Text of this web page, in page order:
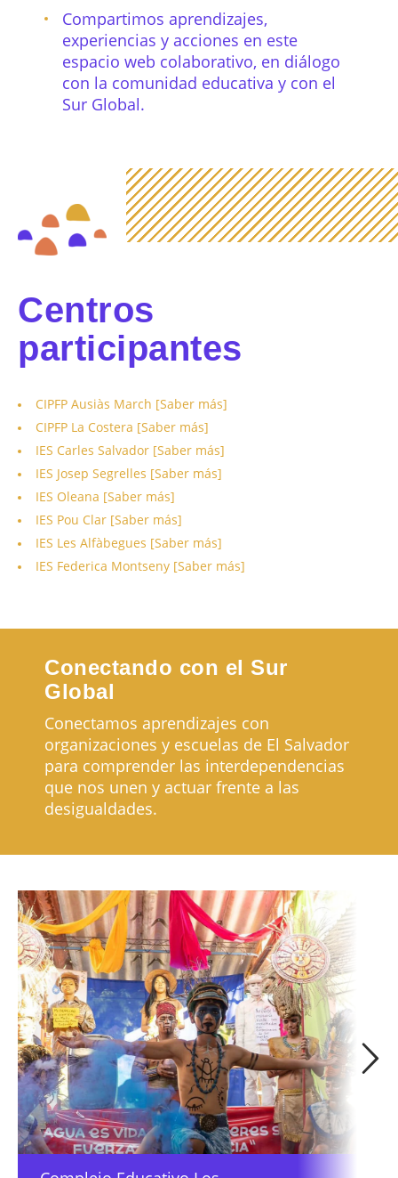
Compartimos aprendizajes,
experiencias y acciones en este
espacio web colaborativo, en diálogo
con la comunidad educativa y con el
Sur Global.
Centros
participantes
CIPFP Ausiàs March [Saber más]
CIPFP La Costera [Saber más]
IES Carles Salvador [Saber más]
IES Josep Segrelles [Saber más]
IES Oleana [Saber más]
IES Pou Clar [Saber más]
IES Les Alfàbegues [Saber más]
IES Federica Montseny [Saber más]
Conectando con el Sur
Global
Conectamos aprendizajes con
organizaciones y escuelas de El Salvador
para comprender las interdependencias
que nos unen y actuar frente a las
desigualdades.